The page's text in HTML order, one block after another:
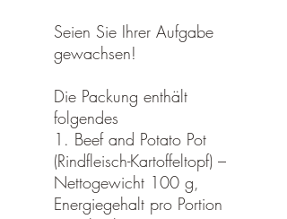
Seien Sie Ihrer Aufgabe
gewachsen!
Die Packung enthält
folgendes
1. Beef and Potato Pot
(Rindfleisch-Kartoffeltopf) –
Nettogewicht 100 g,
Energiegehalt pro Portion